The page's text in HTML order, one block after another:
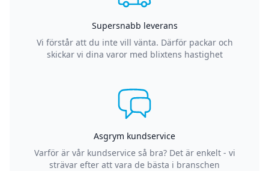
Supersnabb leverans
Vi förstår att du inte vill vänta. Därför packar och
skickar vi dina varor med blixtens hastighet
Asgrym kundservice
Varför är vår kundservice så bra? Det är enkelt - vi
strävar efter att vara de bästa i branschen